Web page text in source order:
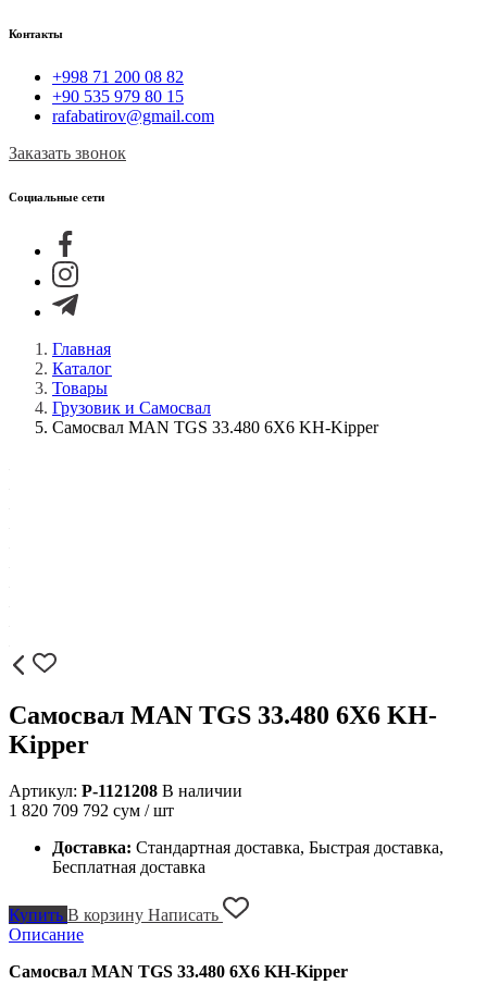
Контакты
+998 71 200 08 82
+90 535 979 80 15
rafabatirov@gmail.com
Заказать звонок
Социальные сети
Главная
Каталог
Товары
Грузовик и Самосвал
Самосвал MAN TGS 33.480 6X6 KH-Kipper
Самосвал MAN TGS 33.480 6X6 KH-
Kipper
Артикул: P-1121208 В наличии
1 820 709 792 сум / шт
Доставка: Стандартная доставка, Быстрая доставка,
Бесплатная доставка
Купить В корзину Написать
Описание
Самосвал MAN TGS 33.480 6X6 KH-Kipper